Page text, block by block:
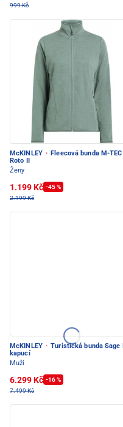
999 Kč
McKINLEY · Fleecová bunda M-TEC
Roto II
Ženy
1.199 Kč -45 %
2.199 Kč
McKINLEY · Turistická bunda Sage
kapucí
Muži
6.299 Kč -16 %
7.499 Kč